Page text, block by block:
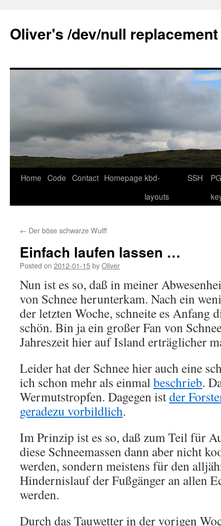
content
Oliver's /dev/null replacement
Home Code Contact Homepage kbd-
layouts
SSH
← Der böse schwarze Wulff
Einfach laufen lassen …
Posted on 2012-01-15byOliver
Nun ist es so, daß in meiner
von Schnee herunterkam. Nach ein
der letzten Woche, schneite es Anfang
schön. Bin ja ein großer Fan von
Jahreszeit hier auf Island erträglicher
Leider hat der Schnee hier auch eine
ich schon mehr als einmalbeschrieb.
Wermutstropfen. Dagegen istder
geradezu vorbildlich.
Im Prinzip ist es so, daß zum Teil für
diese Schneemassen dann aber nicht
werden, sondern meistens für den
Hindernislauf der Fußgänger an allen
werden.
Durch das Tauwetter in der vorigen